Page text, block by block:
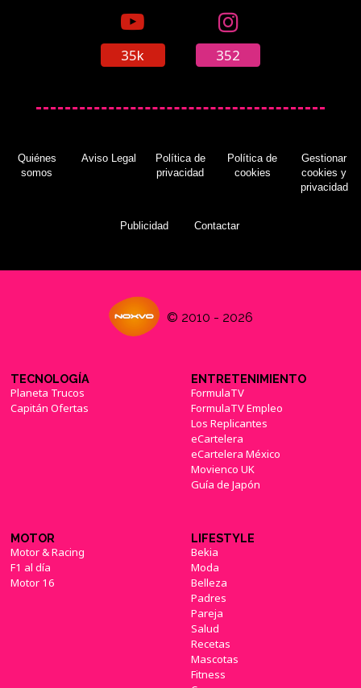
35k 352
Quiénes
somos
Aviso Legal
Política de
privacidad
Política de
cookies
Gestionar
cookies y
privacidad
Publicidad Contactar
© 2010 - 2026
TECNOLOGÍA
Planeta Trucos
Capitán Ofertas
ENTRETENIMIENTO
FormulaTV
FormulaTV Empleo
Los Replicantes
eCartelera
eCartelera México
Movienco UK
Guía de Japón
MOTOR
Motor & Racing
F1 al día
Motor 16
LIFESTYLE
Bekia
Moda
Belleza
Padres
Pareja
Salud
Recetas
Mascotas
Fitness